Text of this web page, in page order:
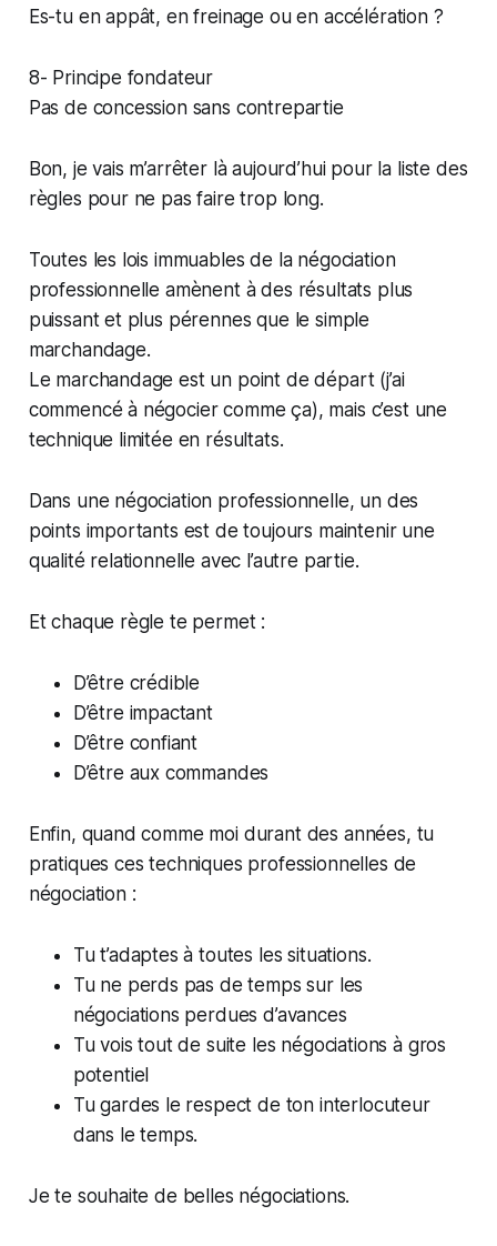
Es-tu en appât, en freinage ou en accélération ?
8- Principe fondateur
Pas de concession sans contrepartie
Bon, je vais m’arrêter là aujourd’hui pour la liste des
règles pour ne pas faire trop long.
Toutes les lois immuables de la négociation
professionnelle amènent à des résultats plus
puissant et plus pérennes que le simple
marchandage.
Le marchandage est un point de départ (j’ai
commencé à négocier comme ça), mais c’est une
technique limitée en résultats.
Dans une négociation professionnelle, un des
points importants est de toujours maintenir une
qualité relationnelle avec l’autre partie.
Et chaque règle te permet :
D’être crédible
D’être impactant
D’être confiant
D’être aux commandes
Enfin, quand comme moi durant des années, tu
pratiques ces techniques professionnelles de
négociation :
Tu t’adaptes à toutes les situations.
Tu ne perds pas de temps sur les
négociations perdues d’avances
Tu vois tout de suite les négociations à gros
potentiel
Tu gardes le respect de ton interlocuteur
dans le temps.
Je te souhaite de belles négociations.